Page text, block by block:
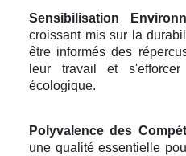
Sensibilisation
croissant mis sur la
être informés des
leur travail et
écologique.
Polyvalence des
une qualité essentielle